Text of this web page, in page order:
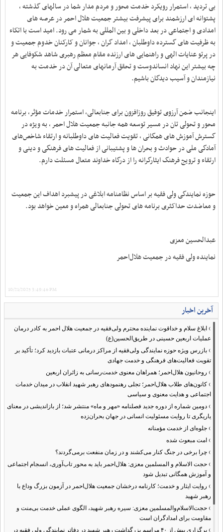
بی تردید ، استمرار رویکرد خدمت محور و مردم مدار شما در سالهای گذشته ،
پشتوانه ای ارزشمند برای پیشرفت بیشتر جمعیت هلال احمر در عرصه های
امدادی و اجتماعی در بعد داخلی و بین المللی به شمار می رود. امید است با اتکاء
به ظرفیت های گسترده داوطلبان ، امداد گران ، جوانان و کارکنان خدوم جمعیت و
در پرتو عنایات الهی و راهنمایی های ارزنده مقام معظم رهبری شاهد شکوفایی هر
چه بیشتر این نهاد انساندوست و تحقق آرمانهای متعالی آن در خدمت به
نیازمندان و آسیب دیدگان باشیم.
اینجانب ضمن آرزوی توفیق روزافزون برای جنابعالی، استمرار خدمات مؤثر، برنامه
محور و تحولی تان در مسیر توسعه همه جانبه جمعیت هلال احمر ، به ویژه در
گسترش آموزش های همگانی ، تقویت فعالیت های داوطلبانه و ارتقاء شاخص‌های
آمادگی ملی در حوادث و بحران ها و پشتیبانی از فعالیت های فرهنگی و دینی و
ارتقاء و ترویج فرهنگ ایثارگرانه را از درگاه خداوند متعال مسئلت دارم.
حوزه نمایندگی ولی فقیه بر اساس نظامنامه ابلاغی در پیشبرد اهداف این جمعیت
و معاضدت حداکثری برنامه های تحولی جنابعالی همراه و معین خواهد بود.
عبدالحسین معزی
نماینده ولی فقیه در جمعیت هلال‌احمر
10/21/2025 3:49:46 PM
آخرین اخبار
› ابلاغ سلام و خداقوت نماینده محترم ولی‌فقیه در جمعیت هلال احمر به کادر درمان
عملیات اربعین حسینی در طریق‌الحسین(ع)
› بازرس ویژه حوزه نمایندگی ولی‌فقیه از مراکز درمانی عتبات بازدید کرد؛ تأکید بر
تقویت فعالیت‌های فرهنگی و خدمت جهادی
› روحانیون هلال‌احمر؛ همراهان معنوی خدمت‌رسانی به زائران اربعین
› کانون‌های طلاب هلال‌احمر؛ تجلی رهنمودهای رهبر شهید انقلاب در میدان خدمات
اجتماعی و هدایت معنوی و سیاسی
› دومین شماره از دوره جدید فصلنامه «مهر و ماه» منتشر شد؛ از بازاندیشی در معنای
یاریگری تا روایت مسئولیت انسانی در جهان بحران‌زده
› جلوه‌ای از خدمت مؤمنانه
› امت مبعوث شده
› چرا برخی در جنگ کنار می‌کشند و در زمان منفعت برمی‌گردند؟
› حجت الاسلام و المسلمین معزی: هلال‌احمر باید به محور تاب‌آوری، انسجام اجتماعی
و آموزش همگانی تبدیل شود
› روایت ایثار و خدمت؛ کارنامه درخشان جمعیت هلال‌احمر در آزمون بزرگ وداع با
رهبر شهید
› حجت‌الاسلام‌والمسلمین معزی: سیره رهبر شهید، الگوی عملی خدمت بی‌منت و
مقاومت برای امدادگران است
برگزاری بیش از ۴۰ مراسم بزرگداشت رهبر شهید در دفاتر نمایندگی ولی فقیه در